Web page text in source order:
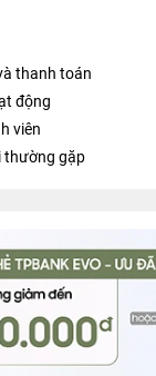
thanh toán
động
viên
thường gặp